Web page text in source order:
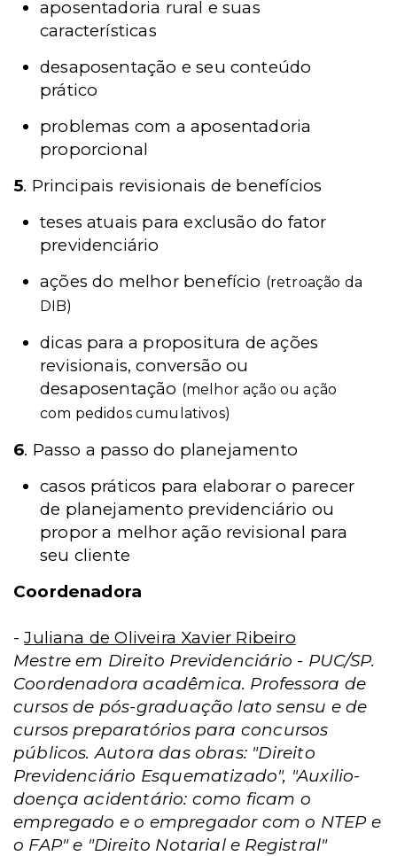
aposentadoria rural e suas
características
desaposentação e seu conteúdo
prático
problemas com a aposentadoria
proporcional
5. Principais revisionais de benefícios
teses atuais para exclusão do fator
previdenciário
ações do melhor benefício (retroação da
DIB)
dicas para a propositura de ações
revisionais, conversão ou
desaposentação (melhor ação ou ação
com pedidos cumulativos)
6. Passo a passo do planejamento
casos práticos para elaborar o parecer
de planejamento previdenciário ou
propor a melhor ação revisional para
seu cliente
Coordenadora
-Juliana de Oliveira Xavier Ribeiro
Mestre em Direito Previdenciário - PUC/SP.
Coordenadora acadêmica. Professora de
cursos de pós-graduação lato sensu e de
cursos preparatórios para concursos
públicos. Autora das obras: "Direito
Previdenciário Esquematizado", "Auxilio-
doença acidentário: como ficam o
empregado e o empregador com o NTEP e
o FAP" e "Direito Notarial e Registral"